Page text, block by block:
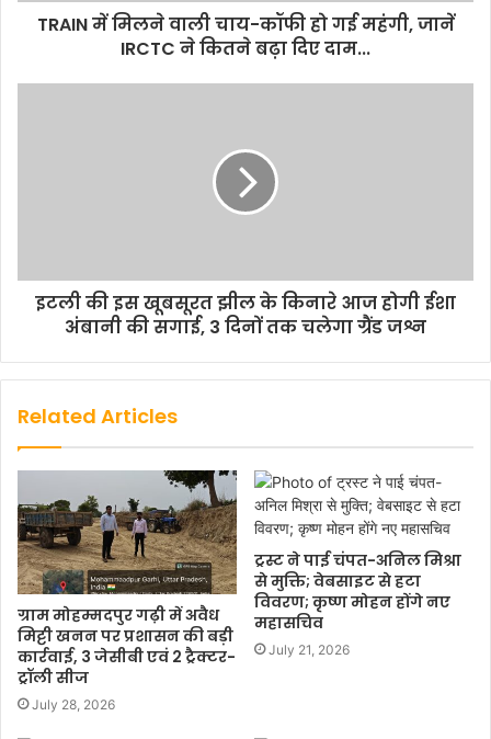
TRAIN में मिलने वाली चाय-कॉफी हो गई महंगी, जानें
IRCTC ने कितने बढ़ा दिए दाम...
इटली की इस खूबसूरत झील के किनारे आज होगी ईशा
अंबानी की सगाई, 3 दिनों तक चलेगा ग्रैंड जश्न
Related Articles
ग्राम मोहम्मदपुर गढ़ी में अवैध
मिट्टी खनन पर प्रशासन की बड़ी
कार्रवाई, 3 जेसीबी एवं 2 ट्रैक्टर-
ट्रॉली सीज
July 28, 2026
ट्रस्ट ने पाई चंपत-अनिल मिश्रा
से मुक्ति; वेबसाइट से हटा
विवरण; कृष्ण मोहन होंगे नए
महासचिव
July 21, 2026